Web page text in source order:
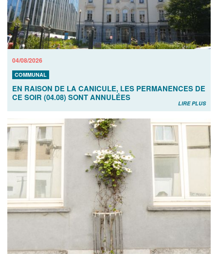
04/08/2026
COMMUNAL
EN RAISON DE LA CANICULE, LES PERMANENCES DE
CE SOIR (04.08) SONT ANNULÉES
LIRE PLUS